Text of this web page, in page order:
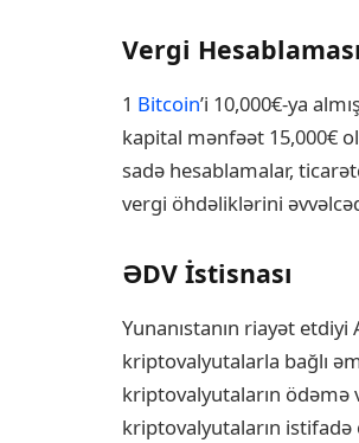
Vergi
1 Bitcoin’i 10,000€-ya
kapital mənfəət 15,000€
sadə hesablamalar,
vergi öhdəliklərini
ƏDV İstisnası
Yunanıstanın riayət
kriptovalyutalarla bağlı
kriptovalyutaların
kriptovalyutaların